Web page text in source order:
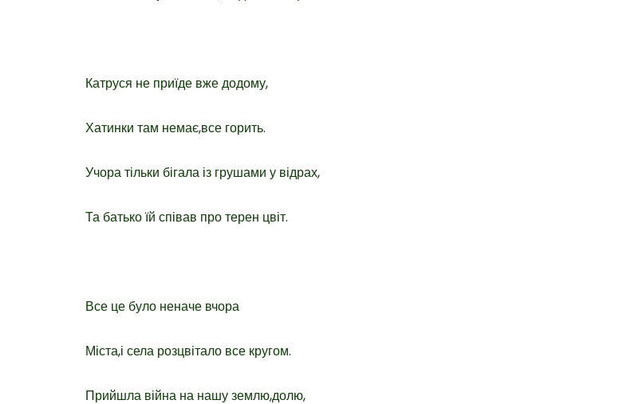
Катруся не приїде вже додому,
Хатинки там немає,все горить.
Учора тільки бігала із грушами у відрах,
Та батько їй співав про терен цвіт.
Все це було неначе вчора
Міста,і села розцвітало все кругом.
Прийшла війна на нашу землю,долю,